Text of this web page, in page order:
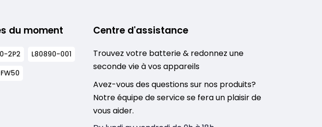
du moment
2P2
L80890-001
Centre d'assistance
Trouvez votre batterie & redonnez une
seconde vie à vos appareils
Avez-vous des questions sur nos produits?
Notre équipe de service se fera un plaisir de
vous aider.